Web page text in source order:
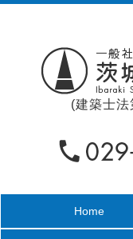
(建築士
Home